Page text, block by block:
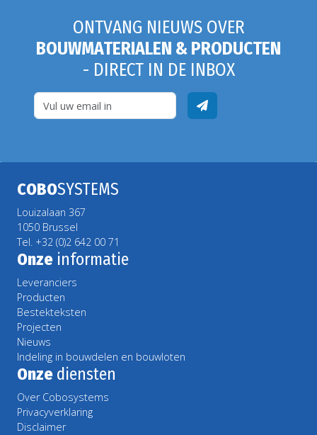
ONTVANG NIEUWS OVER
BOUWMATERIALEN & PRODUCTEN
- DIRECT IN DE INBOX
COBOSYSTEMS
Louizalaan 367
1050 Brussel
Tel. +32 (0)2 642 00 71
Onze informatie
Leveranciers
Producten
Bestekteksten
Projecten
Nieuws
Indeling in bouwdelen en bouwloten
Onze diensten
Over Cobosystems
Privacyverklaring
Disclaimer